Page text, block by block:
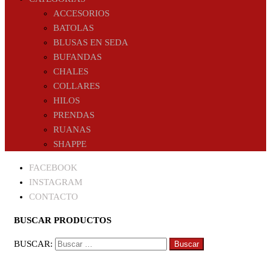
ACCESORIOS
BATOLAS
BLUSAS EN SEDA
BUFANDAS
CHALES
COLLARES
HILOS
PRENDAS
RUANAS
SHAPPE
FACEBOOK
INSTAGRAM
CONTACTO
BUSCAR PRODUCTOS
BUSCAR: